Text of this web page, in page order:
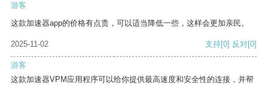
游客
这款加速器app的价格有点贵，可以适当降低一些，这样会更加亲民。
2025-11-02 支持[0] 反对[0]
游客
这款加速器VPM应用程序可以给你提供最高速度和安全性的连接，并帮